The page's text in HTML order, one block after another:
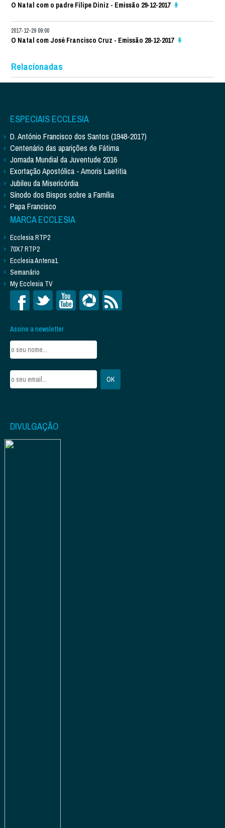
O Natal com o padre Filipe Diniz - Emissão 29-12-2017
2017-12-29 09:00
O Natal com José Francisco Cruz - Emissão 28-12-2017
Relacionadas
ESPECIAIS ECCLESIA
D. António Francisco dos Santos (1948-2017)
Centenário das aparições de Fátima
Jornada Mundial da Juventude 2016
Exortação Apostólica - Amoris Laetitia
Jubileu da Misericórdia
Sínodo dos Bispos sobre a Família
Papa Francisco
MARCA ECCLESIA
Ecclesia RTP2
70X7 RTP2
Ecclesia Antena1
Semanário
My Ecclesia TV
Assine a newsletter
DIVULGAÇÃO